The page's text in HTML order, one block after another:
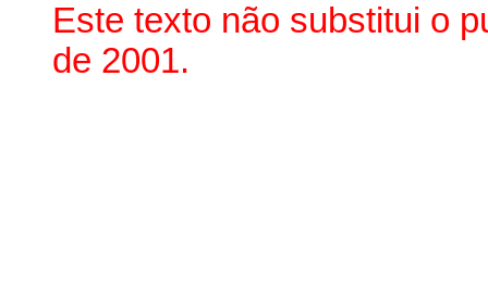
Este texto não substitui o
de 2001.